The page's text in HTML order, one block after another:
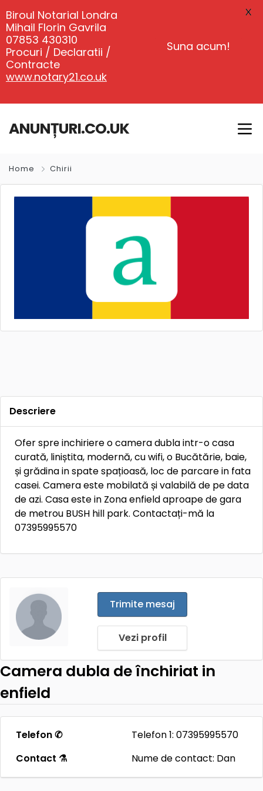
ANUNȚURI.CO.UK
Home Chirii
Descriere
Ofer spre inchiriere o camera dubla intr-o casa
curată, liniștita, modernă, cu wifi, o Bucătărie, baie,
și grădina in spate spațioasă, loc de parcare in fata
casei. Camera este mobilată și valabilă de pe data
de azi. Casa este in Zona enfield aproape de gara
de metrou BUSH hill park. Contactați-mă la
07395995570
Trimite mesaj
Vezi profil
Camera dubla de închiriat in
enfield
Telefon ✆
Telefon 1: 07395995570
Contact ⚗
Nume de contact: Dan
Biroul Notarial Londra
Mihail Florin Gavrila
07853 430310
Procuri / Declaratii /
Contracte
www.notary21.co.uk
Suna acum!
X